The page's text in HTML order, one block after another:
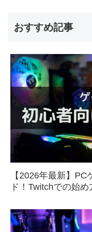
おすすめ記事
【2026年最新】
ド！Twitchでの始